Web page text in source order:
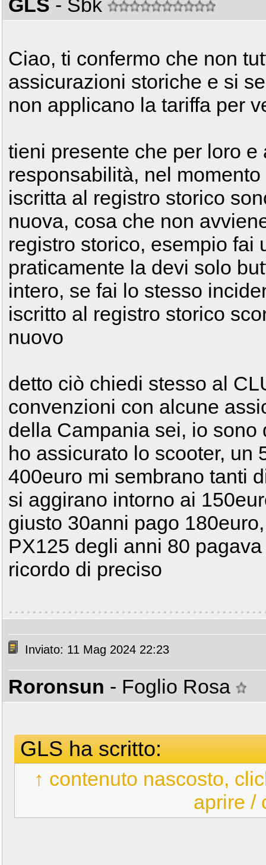
GLS - Sbk
Ciao, ti confermo che non
assicurazioni storiche e si
non applicano la tariffa per
tieni presente che per loro
responsabilità, nel
iscritta al registro storico
nuova, cosa che non
registro storico, esempio fai
praticamente la devi solo
intero, se fai lo stesso
iscritto al registro storico
nuovo
detto ciò chiedi stesso al
convenzioni con alcune
della Campania sei, io
ho assicurato lo scooter, un
400euro mi sembrano tanti
si aggirano intorno ai
giusto 30anni pago
PX125 degli anni 80
ricordo di preciso
Inviato: 11 Mag 2024 22:23
Roronsun - Foglio Rosa
GLS ha scritto:
↑ contenuto nascosto,
aprire /